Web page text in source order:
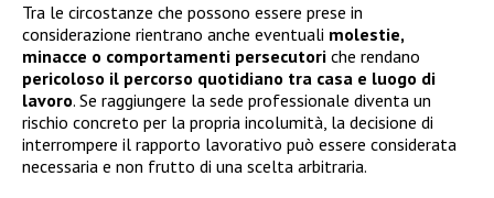
Tra le circostanze che possono essere prese in
considerazione rientrano anche eventuali molestie,
minacce o comportamenti persecutori che rendano
pericoloso il percorso quotidiano tra casa e luogo di
lavoro. Se raggiungere la sede professionale diventa un
rischio concreto per la propria incolumità, la decisione di
interrompere il rapporto lavorativo può essere considerata
necessaria e non frutto di una scelta arbitraria.